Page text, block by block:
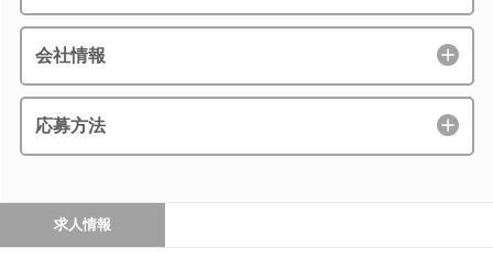
会社情報
応募方法
求人情報